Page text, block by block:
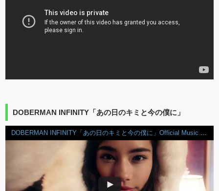
DOBERMAN INFINITY「あの日のキミと今の僕に」
DOBERMAN INFINITY「あの日のキミと今の僕に」Official Music Video (short ver.)